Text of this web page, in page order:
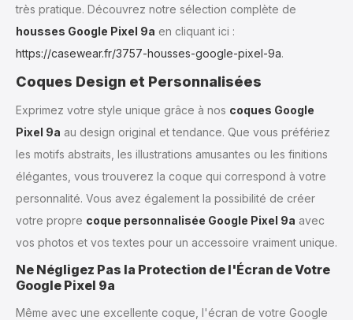
très pratique. Découvrez notre sélection complète de
housses Google Pixel 9a en cliquant ici :
https://casewear.fr/3757-housses-google-pixel-9a.
Coques Design et Personnalisées
Exprimez votre style unique grâce à nos coques Google
Pixel 9a au design original et tendance. Que vous préfériez
les motifs abstraits, les illustrations amusantes ou les finitions
élégantes, vous trouverez la coque qui correspond à votre
personnalité. Vous avez également la possibilité de créer
votre propre coque personnalisée Google Pixel 9a avec
vos photos et vos textes pour un accessoire vraiment unique.
Ne Négligez Pas la Protection de l'Écran de Votre
Google Pixel 9a
Même avec une excellente coque, l'écran de votre Google